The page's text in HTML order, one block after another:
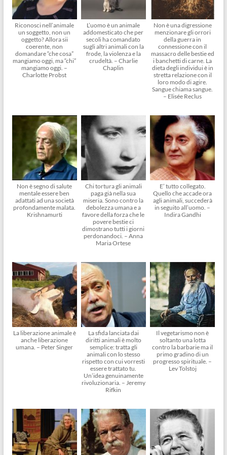
Riconosci nell’animale
un soggetto, non un
oggetto? Allora sii
coerente, non
domandare “che cosa”
mangiamo oggi, ma “chi”
mangiamo oggi. –
Charlotte Probst
L’uomo è un animale
addomesticato che per
secoli ha comandato
sugli altri animali con la
frode, la violenza e la
crudeltà. – Charlie
Chaplin
Non è una digressione
menzionare gli orrori
della guerra in
connessione con il
massacro delle bestie ed
i banchetti di carne. La
dieta degli individui è in
stretta relazione con il
loro modo di agire.
Sangue chiama sangue.
– Elisée Reclus
Non è segno di salute
mentale essere ben
adattati ad una società
profondamente malata.
Krishnamurti
Chi tortura gli animali
paga già nella sua
miseria. Sono contro la
debolezza umana e a
favore della forza che le
povere bestie ci
dimostrano tutti i giorni
perdonandoci. – Anna
Maria Ortese
E’ tutto collegato.
Quello che accade ora
agli animali, succederà
in seguito all’uomo. –
Indira Gandhi
La liberazione animale è
anche liberazione
umana. – Peter Singer
La sfida lanciata dai
diritti animali è molto
semplice: tratta gli
animali con lo stesso
rispetto con cui vorresti
essere trattato tu.
Un’idea genuinamente
rivoluzionaria. – Jeremy
Rifkin
Il vegetarismo non è
soltanto una lotta
contro la barbarie ma il
primo gradino di un
progresso spirituale. –
Lev Tolstoj